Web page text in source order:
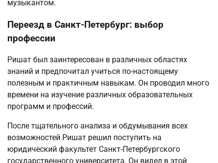
музыкантом.
Переезд в Санкт-Петербург: выбор
профессии
Ришат был заинтересован в различных областях
знаний и предпочитал учиться по-настоящему
полезным и практичным навыкам. Он проводил много
времени на изучение различных образовательных
программ и профессий.
После тщательного анализа и обдумывания всех
возможностей Ришат решил поступить на
юридический факультет Санкт-Петербургского
государственного университета. Он видел в этой